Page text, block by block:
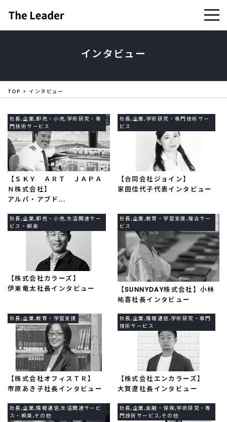
インタビュー
TOP インタビュー
社長,企業,卸売・小売,学術研究・専
門技術サービス
【ＳＫＹ ＡＲＴ ＪＡＰＡ
Ｎ株式会社】
アルパ・アブド...
社長,企業,学術研究・専門技術サー
ビス
【合同会社ジョイン】
家田佳代子代表インタビュー
社長,企業,卸売・小売,生活関連サー
ビス・娯楽
【株式会社カラーズ】
伊東竜太社長インタビュー
社長,企業,教育・学習支援,複合サー
ビス
【SUNNYDAY株式会社】小林
祐喜社長インタビュー
社長,企業,教育・学習支援
【株式会社オフィスＴＲ】
市原あき子社長インタビュー
社長,企業,情報通信,学術研究・専門
技術サービス
【株式会社エンカラーズ】
大賀遼社長インタビュー
社長,企業,情報通信,生活関連サービ
ス・娯楽,その他
社長,企業,金融・保険,学術研究・専
門技術サービス,その他